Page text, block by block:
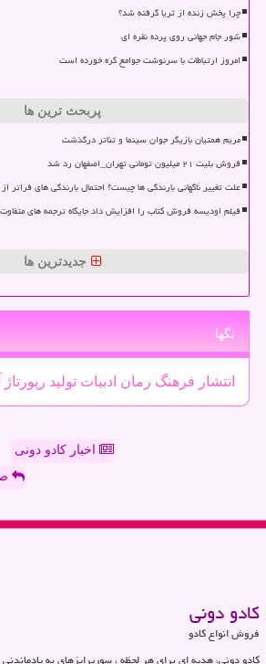
چرا پخش زنده از ثریا گرفته شد؟
شور جام جهانی روی پرده نقره ای
امروز ارتباطات با سرنوشت جوامع گره خورده است
پربحث ترین ها
مریم همتیان بازیگر جوان سینما و تئاتر درگذشت
فروش بلیت ۲۱ میلیون تومانی تهران_اصفهان رد شد
علت تغییر ناگهانی بارندگی ها چیست؟ احتمال بارندگی های فراتر از
فیلم اودیسه فروش کتاب را افزایش داد جایگاه ترجمه های متفاوت
جدیدترین ها
تگها
انتشار فرهنگ رمان ادبیات تولید رپورتاژ
اخبار کادو دونی
كادو دونی
فروش انواع کادو